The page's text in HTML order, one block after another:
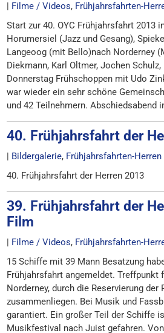
| Filme / Videos, Frühjahrsfahrten-
Start zur 40. OYC Frühjahrsfahrt 2013
Horumersiel (Jazz und Gesang),
Langeoog (mit Bello)nach Norderney
Diekmann, Karl Oltmer, Jochen
Donnerstag Frühschoppen mit Udo
war wieder ein sehr schöne
und 42 Teilnehmern. Abschiedsabend
40. Frühjahrsfahrt der
| Bildergalerie, Frühjahrsfahrten-Herren
40. Frühjahrsfahrt der Herren 2013
39. Frühjahrsfahrt der
Film
| Filme / Videos, Frühjahrsfahrten-
15 Schiffe mit 39 Mann Besatzung
Frühjahrsfahrt angemeldet. Treffpunkt
Norderney, durch die Reservierung der
zusammenliegen. Bei Musik und
garantiert. Ein großer Teil der Schiffe
Musikfestival nach Juist gefahren.